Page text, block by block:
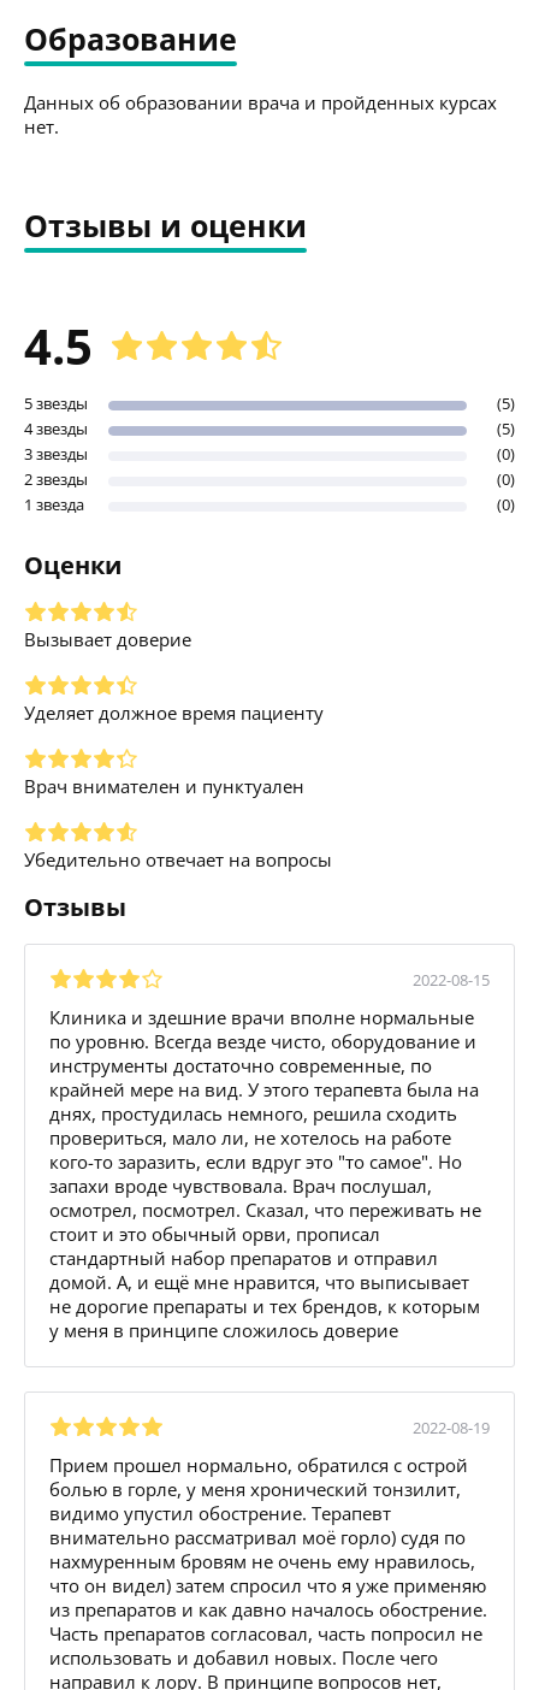
Образование
Данных об образовании врача и пройденных курсах
нет.
Отзывы и оценки
4.5
5 звезды
(5)
4 звезды
(5)
3 звезды
(0)
2 звезды
(0)
1 звезда
(0)
Оценки
Вызывает доверие
Уделяет должное время пациенту
Врач внимателен и пунктуален
Убедительно отвечает на вопросы
Отзывы
2022-08-15
Клиника и здешние врачи вполне нормальные
по уровню. Всегда везде чисто, оборудование и
инструменты достаточно современные, по
крайней мере на вид. У этого терапевта была на
днях, простудилась немного, решила сходить
провериться, мало ли, не хотелось на работе
кого-то заразить, если вдруг это "то самое". Но
запахи вроде чувствовала. Врач послушал,
осмотрел, посмотрел. Сказал, что переживать не
стоит и это обычный орви, прописал
стандартный набор препаратов и отправил
домой. А, и ещё мне нравится, что выписывает
не дорогие препараты и тех брендов, к которым
у меня в принципе сложилось доверие
2022-08-19
Прием прошел нормально, обратился с острой
болью в горле, у меня хронический тонзилит,
видимо упустил обострение. Терапевт
внимательно рассматривал моё горло) судя по
нахмуренным бровям не очень ему нравилось,
что он видел) затем спросил что я уже применяю
из препаратов и как давно началось обострение.
Часть препаратов согласовал, часть попросил не
использовать и добавил новых. После чего
направил к лору. В принципе вопросов нет,